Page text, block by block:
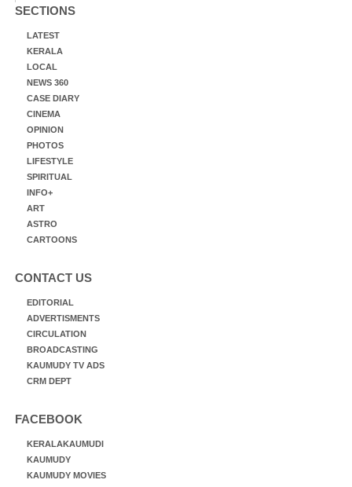
SECTIONS
LATEST
KERALA
LOCAL
NEWS 360
CASE DIARY
CINEMA
OPINION
PHOTOS
LIFESTYLE
SPIRITUAL
INFO+
ART
ASTRO
CARTOONS
CONTACT US
EDITORIAL
ADVERTISMENTS
CIRCULATION
BROADCASTING
KAUMUDY TV ADS
CRM DEPT
FACEBOOK
KERALAKAUMUDI
KAUMUDY
KAUMUDY MOVIES